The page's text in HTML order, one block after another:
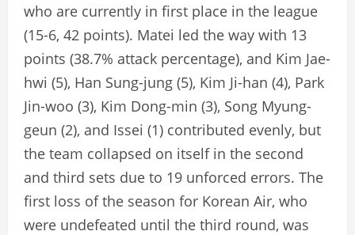
who are currently in first place in the league
(15-6, 42 points). Matei led the way with 13
points (38.7% attack percentage), and Kim Jae-
hwi (5), Han Sung-jung (5), Kim Ji-han (4), Park
Jin-woo (3), Kim Dong-min (3), Song Myung-
geun (2), and Issei (1) contributed evenly, but
the team collapsed on itself in the second
and third sets due to 19 unforced errors. The
first loss of the season for Korean Air, who
were undefeated until the third round, was